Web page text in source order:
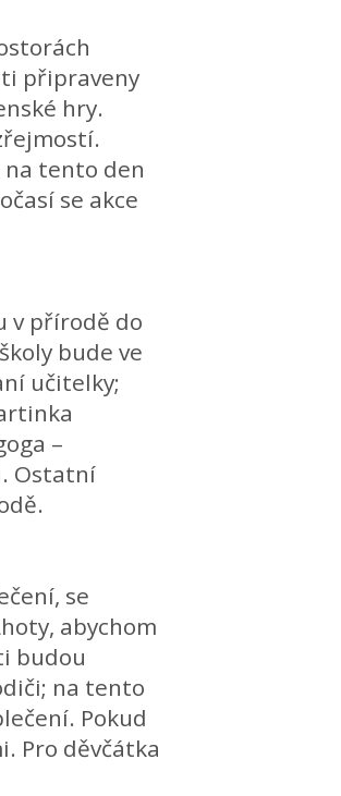
připraveny
hry.
na tento den
se akce
v přírodě do
bude ve
učitelky;
–
Ostatní
se
abychom
budou
na tento
Pokud
Pro děvčátka